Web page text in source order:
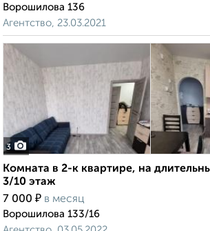
Ворошилова 136
Агентство, 23.03.2021
3
Комната в 2-к квартире, на
3/10 этаж
7 000 ₽ в месяц
Ворошилова 133/16